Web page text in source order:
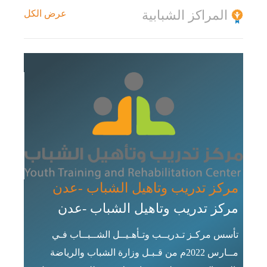
المراكز الشبابية عرض الكل
مركز تدريب وتاهيل الشباب -عدن
مركز تدريب وتاهيل الشباب -عدن
تأسس مركـز تـدريــب وتـأهـيــل الشــبــاب فـي
مــارس 2022م من قـبـل وزارة الشباب والرياضة